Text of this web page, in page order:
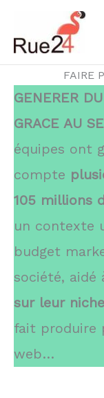
contenu
FAIRE
GENERER
GRACE AU
équipes ont
compte
105 millions
un contexte
budget
société, aidé
sur leur
fait produire
web…